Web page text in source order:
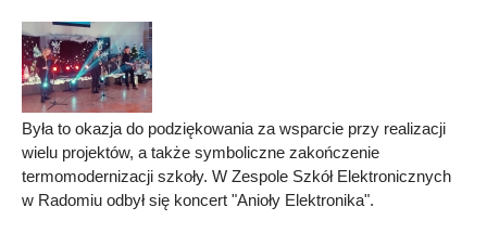
Była to okazja do podziękowania za wsparcie przy realizacji
wielu projektów, a także symboliczne zakończenie
termomodernizacji szkoły. W Zespole Szkół Elektronicznych
w Radomiu odbył się koncert "Anioły Elektronika".